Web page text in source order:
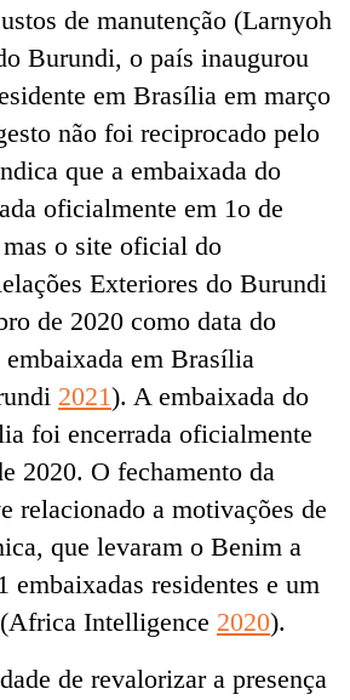
de manutenção (Larnyoh
Burundi, o país inaugurou
em Brasília em março
não foi reciprocado pelo
que a embaixada do
oficialmente em 1o de
o site oficial do
Exteriores do Burundi
de 2020 como data do
embaixada em Brasília
2021). A embaixada do
foi encerrada oficialmente
2020. O fechamento da
relacionado a motivações de
que levaram o Benim a
embaixadas residentes e um
Intelligence 2020).
de revalorizar a presença